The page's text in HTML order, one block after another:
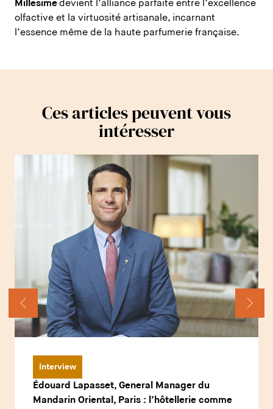
Millésimedevient l’alliance parfaite entre l’excellence
olfactive et la virtuosité artisanale, incarnant
l’essence même de la haute parfumerie française.
Ces articles peuvent vous
intéresser
Interview
Édouard Lapasset, General Manager du
Mandarin Oriental, Paris : l’hôtellerie comme